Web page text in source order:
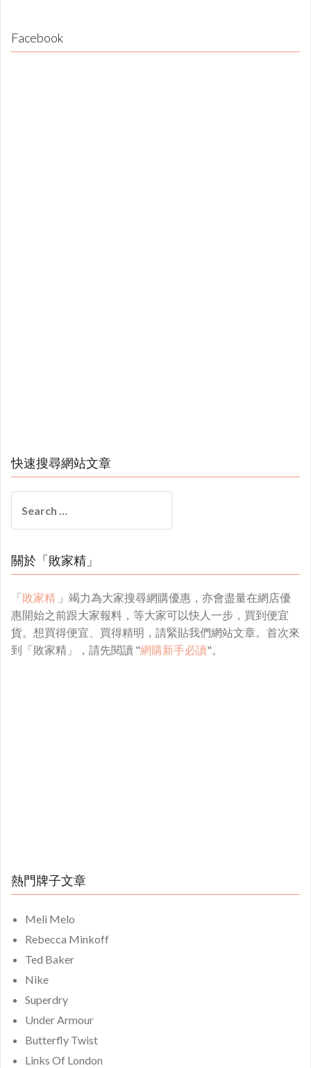
Facebook
快速搜尋網站文章
for:
關於「敗家精」
「敗家精 」竭力為大家搜尋網購優惠，亦會盡量在網店優
惠開始之前跟大家報料，等大家可以快人一步，買到便宜
貨。想買得便宜、買得精明，請緊貼我們網站文章。首次來
到「敗家精」，請先閱讀 "網購新手必讀"。
熱門牌子文章
Meli Melo
Rebecca Minkoff
Ted Baker
Nike
Superdry
Under Armour
Butterfly Twist
Links Of London